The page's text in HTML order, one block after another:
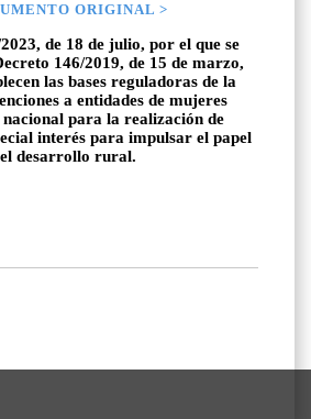
ORIGINAL >
de 18 de julio, por el que se
146/2019, de 15 de marzo,
las bases reguladoras de la
a entidades de mujeres
para la realización de
interés para impulsar el papel
desarrollo rural.